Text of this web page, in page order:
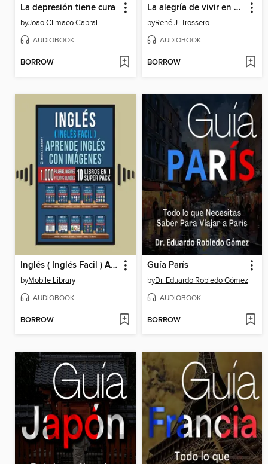
La depresión tiene cura
byJoão Climaco Cabral
AUDIOBOOK
BORROW
La alegría de vivir en pareja
byRené J. Trossero
AUDIOBOOK
BORROW
Inglés ( Inglés Facil ) Aprende Inglés con Imágenes (Super Pack 10 libros en 1)
byMobile Library
AUDIOBOOK
BORROW
Guía París
byDr. Eduardo Robledo Gómez
AUDIOBOOK
BORROW